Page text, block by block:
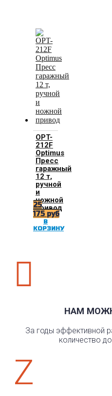
OPT-
212F
Optimus
Пресс
гаражный
12 т,
ручной
и
ножной
привод
25
175 руб
В
КОРЗИНУ

НАМ
За годы эффективной
количество
Z